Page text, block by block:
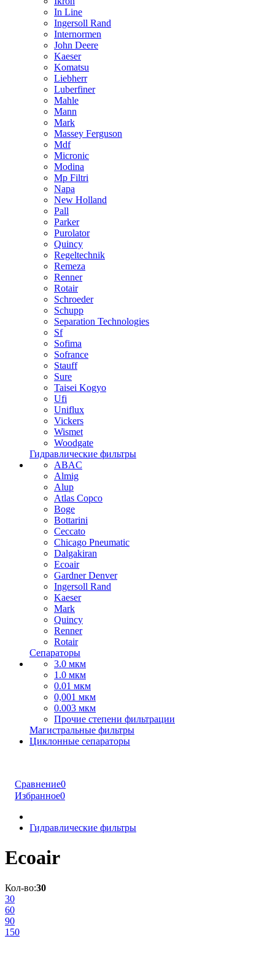
In Line
Ingersoll Rand
Internormen
John Deere
Kaeser
Komatsu
Liebherr
Luberfiner
Mahle
Mann
Mark
Massey Ferguson
Mdf
Micronic
Modina
Mp Filtri
Napa
New Holland
Pall
Parker
Purolator
Quincy
Regeltechnik
Remeza
Renner
Rotair
Schroeder
Schupp
Separation Technologies
Sf
Sofima
Sofrance
Stauff
Sure
Taisei Kogyo
Ufi
Uniflux
Vickers
Wismet
Woodgate
Гидравлические фильтры
ABAC
Almig
Alup
Atlas Copco
Boge
Bottarini
Ceccato
Chicago Pneumatic
Dalgakiran
Ecoair
Gardner Denver
Ingersoll Rand
Kaeser
Mark
Quincy
Renner
Rotair
Сепараторы
3.0 мкм
1.0 мкм
0.01 мкм
0,001 мкм
0.003 мкм
Прочие степени фильтрации
Магистральные фильтры
Циклонные сепараторы
Сравнение0
Избранное0
Гидравлические фильтры
Ecoair
Кол-во:30
30
60
90
150